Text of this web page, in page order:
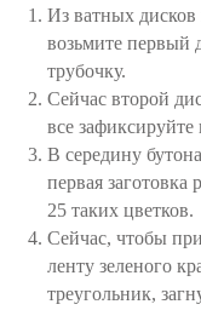
Из ватных дисков
возьмите первый
трубочку.
Сейчас второй
все
В середину
первая заготовка
25 таких цветков.
Сейчас, чтобы
ленту зеленого
треугольник,